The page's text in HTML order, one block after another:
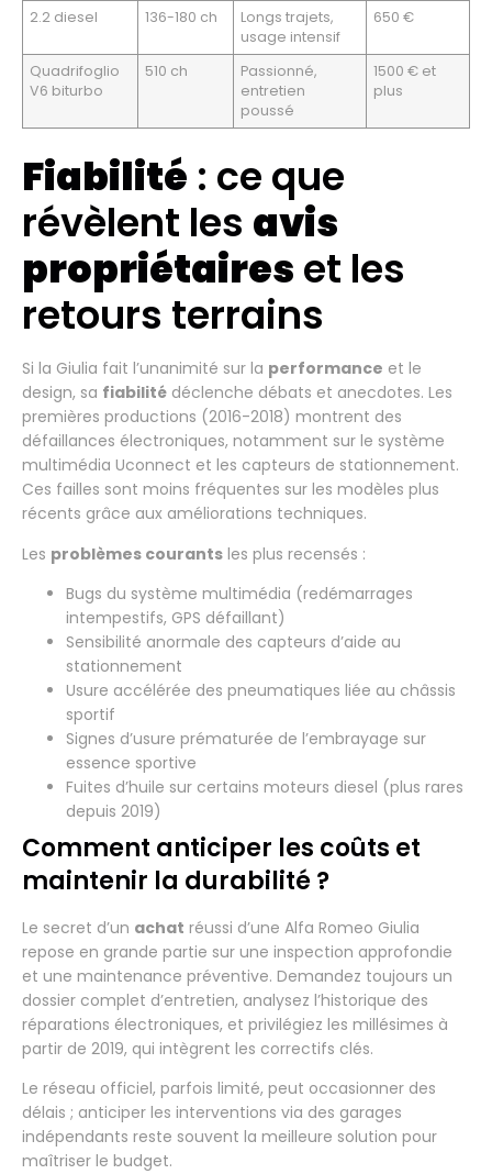
2.2 diesel 136-180 ch
Longs trajets,
usage intensif
650 €
Quadrifoglio
V6 biturbo
510 ch
Passionné,
entretien
poussé
1500 € et
plus
Fiabilité : ce que
révèlent les avis
propriétaires et les
retours terrains
Si la Giulia fait l’unanimité sur la performance et le
design, sa fiabilité déclenche débats et anecdotes. Les
premières productions (2016-2018) montrent des
défaillances électroniques, notamment sur le système
multimédia Uconnect et les capteurs de stationnement.
Ces failles sont moins fréquentes sur les modèles plus
récents grâce aux améliorations techniques.
Les problèmes courants les plus recensés :
Bugs du système multimédia (redémarrages
intempestifs, GPS défaillant)
Sensibilité anormale des capteurs d’aide au
stationnement
Usure accélérée des pneumatiques liée au châssis
sportif
Signes d’usure prématurée de l’embrayage sur
essence sportive
Fuites d’huile sur certains moteurs diesel (plus rares
depuis 2019)
Comment anticiper les coûts et
maintenir la durabilité ?
Le secret d’un achat réussi d’une Alfa Romeo Giulia
repose en grande partie sur une inspection approfondie
et une maintenance préventive. Demandez toujours un
dossier complet d’entretien, analysez l’historique des
réparations électroniques, et privilégiez les millésimes à
partir de 2019, qui intègrent les correctifs clés.
Le réseau officiel, parfois limité, peut occasionner des
délais ; anticiper les interventions via des garages
indépendants reste souvent la meilleure solution pour
maîtriser le budget.